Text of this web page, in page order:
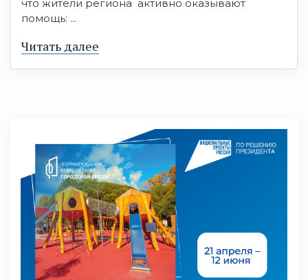
что жители региона активно оказывают
помощь: ...
Читать далее